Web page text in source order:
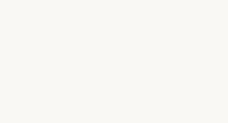
Method
Method